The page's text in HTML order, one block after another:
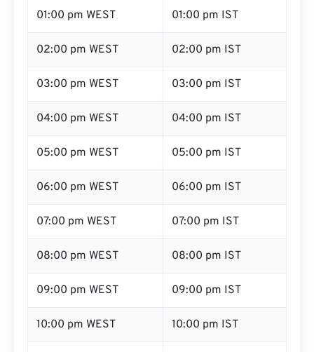
01:00 pm WEST 01:00 pm IST
02:00 pm WEST 02:00 pm IST
03:00 pm WEST 03:00 pm IST
04:00 pm WEST 04:00 pm IST
05:00 pm WEST 05:00 pm IST
06:00 pm WEST 06:00 pm IST
07:00 pm WEST 07:00 pm IST
08:00 pm WEST 08:00 pm IST
09:00 pm WEST 09:00 pm IST
10:00 pm WEST 10:00 pm IST